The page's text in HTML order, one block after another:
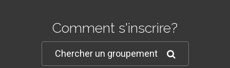
Comment s'inscrire?
Chercher un groupement